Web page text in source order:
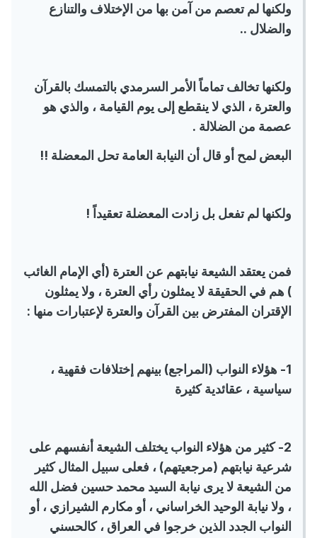
ولكنها لم تعصم من آمن بها من الإختلاف والتنازع
والضلال ..
ولكنها تخالف تماماً الأمر السرمدي بالتمسك بالقرآن
والعترة ، الذي لا ينقطع إلى يوم القيامة ، والذي هو
عصمة من الضلالة .
البعض لمح أو قال أن النيابة العامة تحل المعضلة !!
ولكنها لم تفعل بل زادت المعضلة تعقيداً !
فمن يعتقد الشيعة نيابتهم عن العترة (أي الإمام الغائب
) هم في الحقيقة لا يمثلون رأي العترة ، ولا يمثلون
الإقتران المفترض بين القرآن والعترة لإعتبارات منها :
1- هؤلاء النواب (المراجع) بينهم إختلافات فقهية ،
سياسية ، عقائدية كثيرة
2- كثير من هؤلاء النواب يختلف الشيعة أنفسهم على
شرعية نيابتهم (مرجعيتهم) ، فعلى سبيل المثال كثير
من الشيعة لا يرى نيابة السيد محمد حسين فضل الله
، ولا نيابة الوحيد الخراساني ، أو مكارم الشيرازي ، أو
النواب الجدد الذين خرجوا في العراق ، كالحسني